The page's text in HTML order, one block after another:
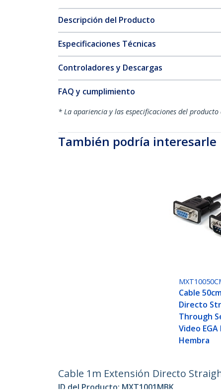
Descripción del Producto
Especificaciones Técnicas
Controladores y Descargas
FAQ y cumplimiento
* La apariencia y las especificaciones del
También podría interesarle
Cable
Directo
Through
Video EGA
Hembra
Cable 1m Extensión Directo
ID del Producto: MXT1001MBK